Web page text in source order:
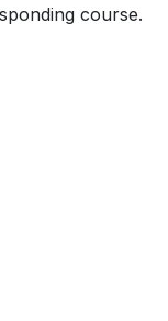
course.